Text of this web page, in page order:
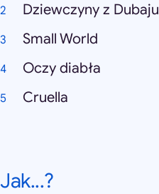
Dziewczyny z Dubaju
Small World
Oczy diabła
Cruella
Jak...?